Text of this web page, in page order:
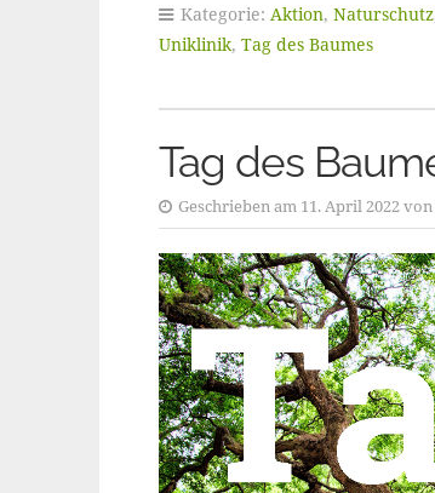
Kategorie: Aktion, Naturschutz
Uniklinik, Tag des Baumes
Tag des
Geschrieben am 11. April 2022 von